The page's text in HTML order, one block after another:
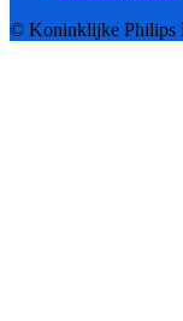
© Koninklijke Philips